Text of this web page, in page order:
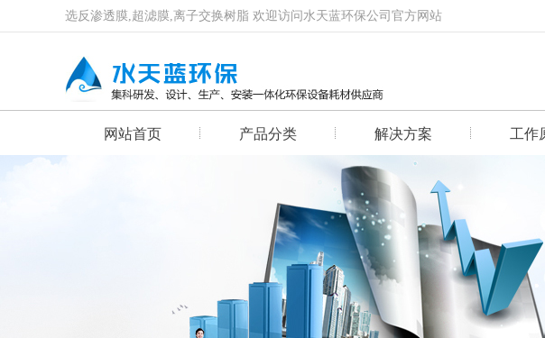
选反渗透膜,超滤膜,离子交换树脂 欢迎访问水天蓝环保公司官方网站
网站首页 产品分类 解决方案 工作